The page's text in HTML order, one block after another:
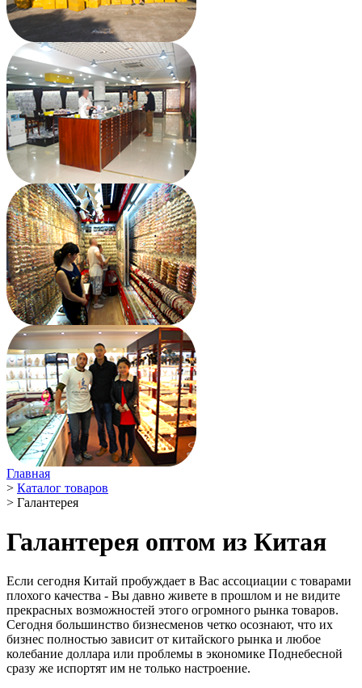
Главная
> Каталог товаров
> Галантерея
Галантерея оптом из Китая
Если сегодня Китай пробуждает в Вас ассоциации с товарами
плохого качества - Вы давно живете в прошлом и не видите
прекрасных возможностей этого огромного рынка товаров.
Сегодня большинство бизнесменов четко осознают, что их
бизнес полностью зависит от китайского рынка и любое
колебание доллара или проблемы в экономике Поднебесной
сразу же испортят им не только настроение.